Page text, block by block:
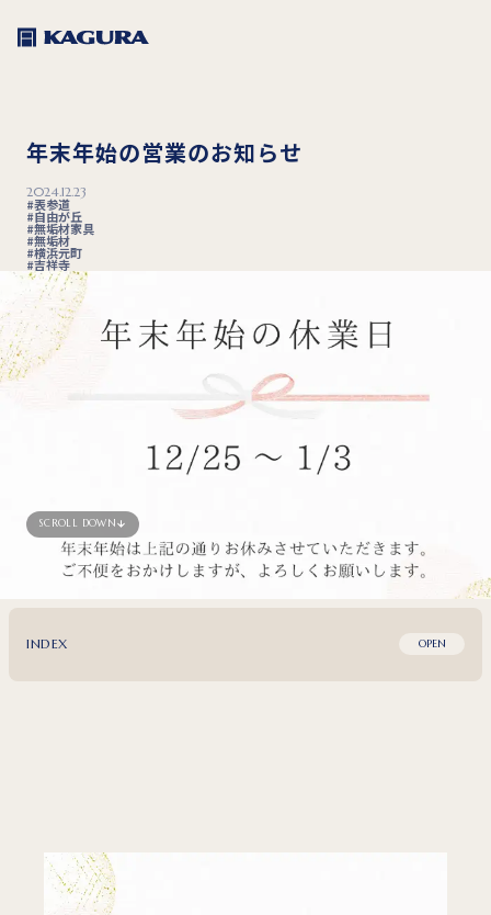
年末年始の営業のお知らせ
2024.12.23
表参道
自由が丘
無垢材家具
無垢材
横浜元町
吉祥寺
SCROLL DOWN
INDEX OPEN